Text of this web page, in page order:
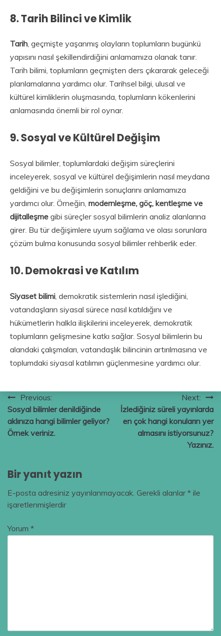
8.Tarih Bilinci ve Kimlik
Tarih, geçmişte yaşanmış olayların toplumların bugünkü
yapısını nasıl şekillendirdiğini anlamamıza olanak tanır.
Tarih bilimi, toplumların geçmişten ders çıkararak geleceği
planlamalarına yardımcı olur. Tarihsel bilgi, ulusal ve
kültürel kimliklerin oluşmasında, toplumların kökenlerini
anlamasında önemli bir rol oynar.
9.Sosyal ve Kültürel Değişim
Sosyal bilimler, toplumlardaki değişim süreçlerini
inceleyerek, sosyal ve kültürel değişimlerin nasıl meydana
geldiğini ve bu değişimlerin sonuçlarını anlamamıza
yardımcı olur. Örneğin, modernleşme, göç, kentleşme ve
dijitalleşme gibi süreçler sosyal bilimlerin analiz alanlarına
girer. Bu tür değişimlere uyum sağlama ve olası sorunlara
çözüm bulma konusunda sosyal bilimler rehberlik eder.
10.Demokrasi ve Katılım
Siyaset bilimi , demokratik sistemlerin nasıl işlediğini,
vatandaşların siyasal sürece nasıl katıldığını ve
hükümetlerin halkla ilişkilerini inceleyerek, demokratik
toplumların gelişmesine katkı sağlar. Sosyal bilimlerin bu
alandaki çalışmaları, vatandaşlık bilincinin artırılmasına ve
toplumdaki siyasal katılımın güçlenmesine yardımcı olur.
Yazı
gezinmesi
Previous:
Sosyal bilimler denildiğinde
aklınıza hangi bilimler geliyor?
Örnek veriniz.
Next:
İzlediğiniz süreli yayınlarda
en çok hangi konuların yer
almasını istiyorsunuz?
Yazınız.
Bir yanıt yazın
E-posta adresiniz yayınlanmayacak. Gerekli alanlar* ile
işaretlenmişlerdir
Yorum *